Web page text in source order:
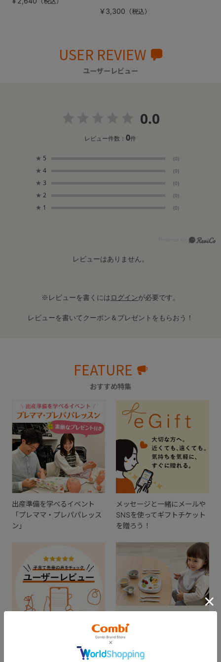
￥3,300
USER REVIEW
ユーザーレビュー
0.0
レビュー件数：0件
★ 5 (0)
★ 4 (0)
★ 3 (0)
★ 2 (0)
★ 1 (0)
レビューはありません。
※レビューを書くにはログインが必要です。
レビューを書いてクーポン＆プレゼントをもらおう！
FEATURE
おすすめ特集
出産準備を学べるイベント
「プレママ・プレパパレッス
ン」
メッセージと一緒にメールや
SNSを使ってギフトチケット
を贈ろう！
出産準備の参考に。実際に使
ってみた感想をチェック！
う！